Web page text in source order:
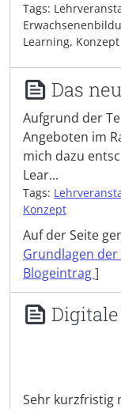
Tags:
Learning, Konzept
Das
Aufgrund der
Angeboten im
mich dazu
Lear...
Tags:
Konzept
Auf der Seite
Grundlagen
Blogeintrag]
Sehr kurzfristig